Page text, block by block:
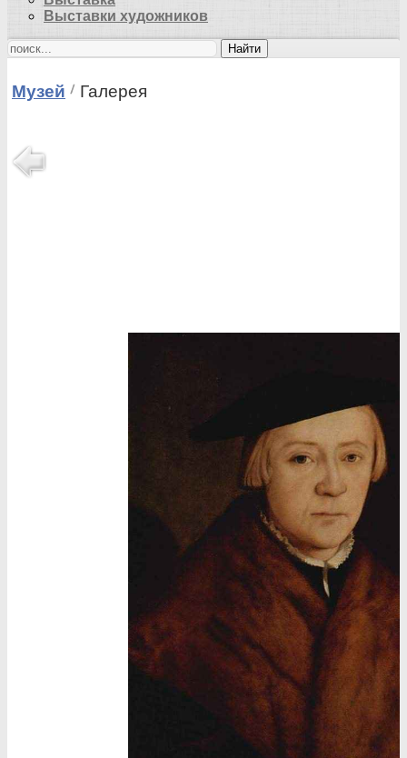
Выставки художников
Найти
Музей Галерея